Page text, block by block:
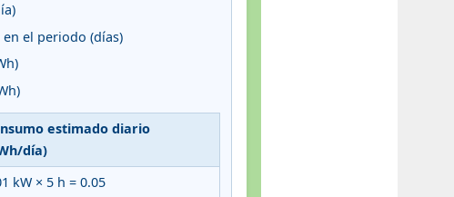
el periodo (días)
estimado diario
día)
kW × 5 h = 0.05